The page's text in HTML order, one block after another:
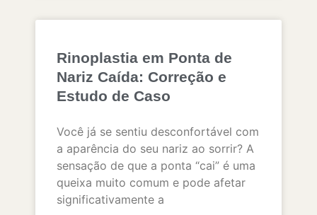
Rinoplastia em Ponta de
Nariz Caída: Correção e
Estudo de Caso
Você já se sentiu desconfortável com
a aparência do seu nariz ao sorrir? A
sensação de que a ponta “cai” é uma
queixa muito comum e pode afetar
significativamente a